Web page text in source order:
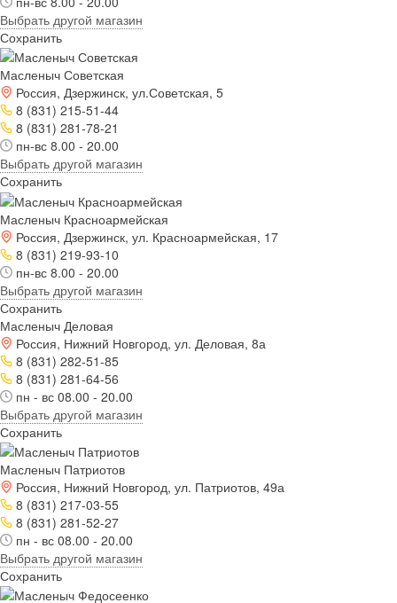
Выбрать другой магазин
Сохранить
Масленыч Советская
Россия, Дзержинск, ул.Советская, 5
8 (831) 215-51-44
8 (831) 281-78-21
пн-вс 8.00 - 20.00
Выбрать другой магазин
Сохранить
Масленыч Красноармейская
Россия, Дзержинск, ул. Красноармейская, 17
8 (831) 219-93-10
пн-вс 8.00 - 20.00
Выбрать другой магазин
Сохранить
Масленыч Деловая
Россия, Нижний Новгород, ул. Деловая, 8а
8 (831) 282-51-85
8 (831) 281-64-56
пн - вс 08.00 - 20.00
Выбрать другой магазин
Сохранить
Масленыч Патриотов
Россия, Нижний Новгород, ул. Патриотов, 49а
8 (831) 217-03-55
8 (831) 281-52-27
пн - вс 08.00 - 20.00
Выбрать другой магазин
Сохранить